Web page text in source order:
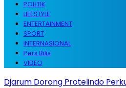
POLITIK
LIFESTYLE
ENTERTAINMENT
SPORT
INTERNASIONAL
Pers Rilis
VIDEO
Djarum Dorong Protelindo